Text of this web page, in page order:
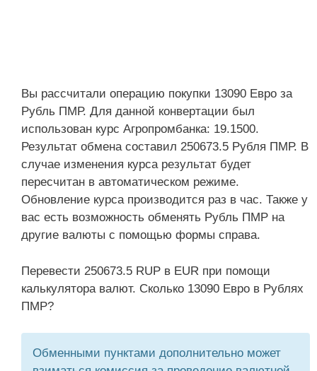
Вы рассчитали операцию покупки 13090 Евро за
Рубль ПМР. Для данной конвертации был
использован курс Агропромбанка: 19.1500.
Результат обмена составил 250673.5 Рубля ПМР. В
случае изменения курса результат будет
пересчитан в автоматическом режиме.
Обновление курса производится раз в час. Также у
вас есть возможность обменять Рубль ПМР на
другие валюты с помощью формы справа.
Перевести 250673.5 RUP в EUR при помощи
калькулятора валют. Сколько 13090 Евро в Рублях
ПМР?
Обменными пунктами дополнительно может